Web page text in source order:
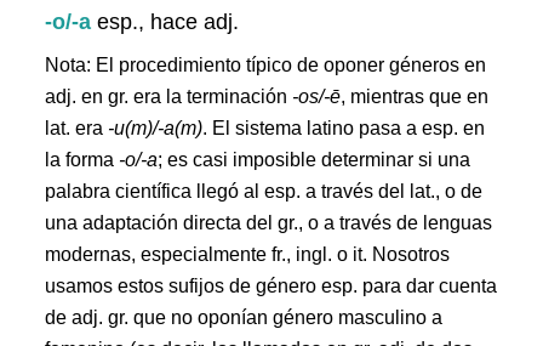
-o/-aesp., hace adj.
Nota: El procedimiento típico de oponer géneros en
adj. en gr. era la terminación -os/-ē, mientras que en
lat. era -u(m)/-a(m). El sistema latino pasa a esp. en
la forma -o/-a; es casi imposible determinar si una
palabra científica llegó al esp. a través del lat., o de
una adaptación directa del gr., o a través de lenguas
modernas, especialmente fr., ingl. o it. Nosotros
usamos estos sufijos de género esp. para dar cuenta
de adj. gr. que no oponían género masculino a